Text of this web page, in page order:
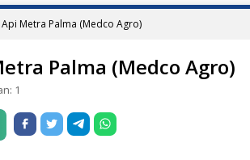
Api Metra Palma (Medco Agro)
Palma (Medco Agro)
1